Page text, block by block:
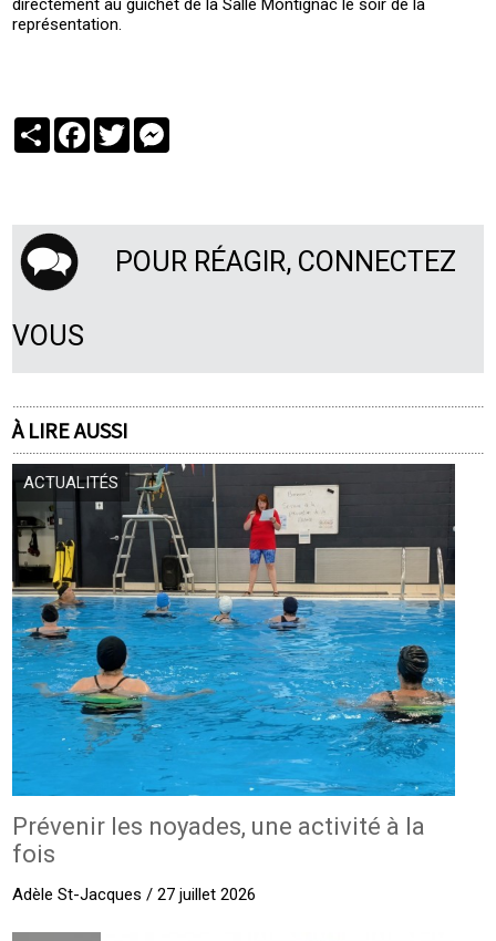
directement au guichet de la Salle Montignac le soir de la
représentation.
PartagerFacebook
Twitter
POUR RÉAGIR, CONNECTEZ
VOUS
À LIRE AUSSI
ACTUALITÉS
Prévenir les noyades, une activité à la
fois
Adèle St-Jacques / 27 juillet 2026